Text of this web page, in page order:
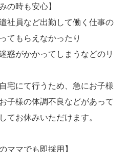
時も安心】
社員など出勤して働く仕事の
てもらえなかったり
惑がかかってしまうなどのリ
宅にて行うため、急にお子様
子様の体調不良などがあって
てお休みいただけます。
マでも即採用】